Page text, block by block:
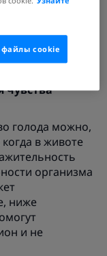
съесть что-
чувство
способы
чувства
голода можно,
в животе
организма
ниже
и не
файлы cookie